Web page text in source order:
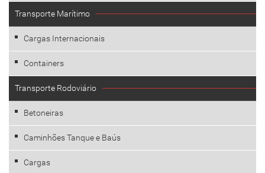
Transporte Marítimo
Cargas Internacionais
Containers
Transporte Rodoviário
Betoneiras
Caminhões Tanque e Baús
Cargas